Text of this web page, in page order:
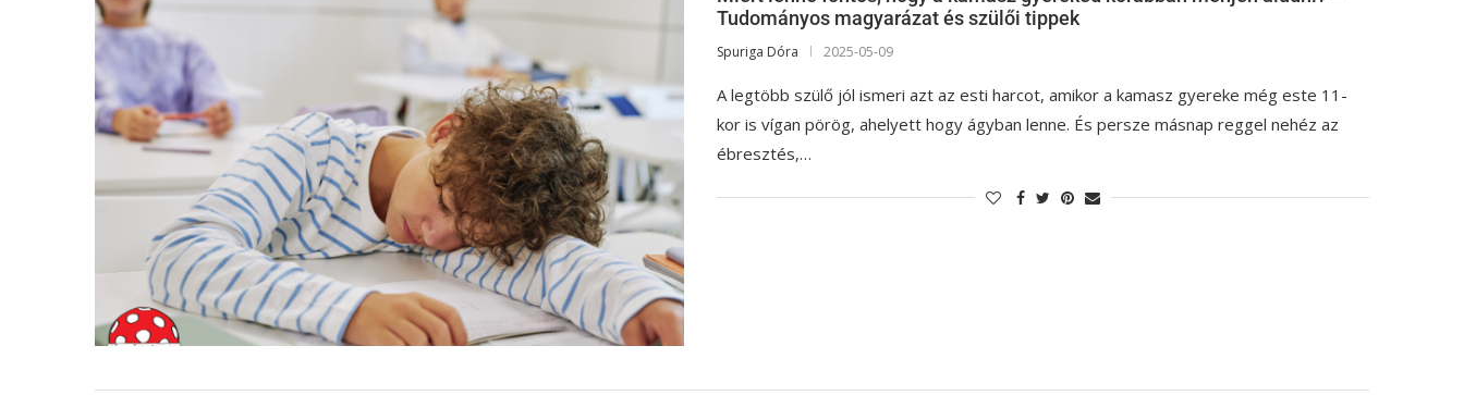
Tudományos magyarázat és szülői tippek
Spuriga Dóra 2025-05-09
A legtöbb szülő jól ismeri azt az esti harcot, amikor a kamasz gyereke még este 11-
kor is vígan pörög, ahelyett hogy ágyban lenne. És persze másnap reggel nehéz az
ébresztés,…